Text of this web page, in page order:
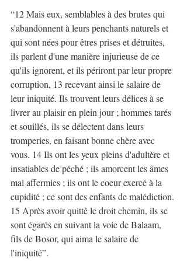
“12 Mais eux, semblables à des brutes qui
s'abandonnent à leurs penchants naturels et
qui sont nées pour êtres prises et détruites,
ils parlent d'une manière injurieuse de ce
qu'ils ignorent, et ils périront par leur propre
corruption, 13 recevant ainsi le salaire de
leur iniquité. Ils trouvent leurs délices à se
livrer au plaisir en plein jour ; hommes tarés
et souillés, ils se délectent dans leurs
tromperies, en faisant bonne chère avec
vous. 14 Ils ont les yeux pleins d'adultère et
insatiables de péché ; ils amorcent les âmes
mal affermies ; ils ont le coeur exercé à la
cupidité ; ce sont des enfants de malédiction.
15 Après avoir quitté le droit chemin, ils se
sont égarés en suivant la voie de Balaam,
fils de Bosor, qui aima le salaire de
l'iniquité”.